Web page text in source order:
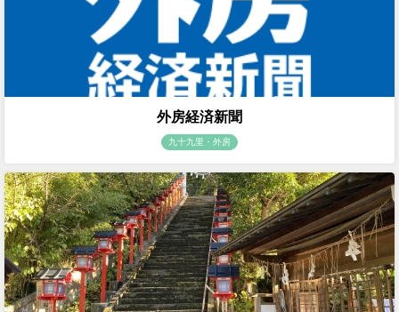
外房経済新聞
九十九里・外房